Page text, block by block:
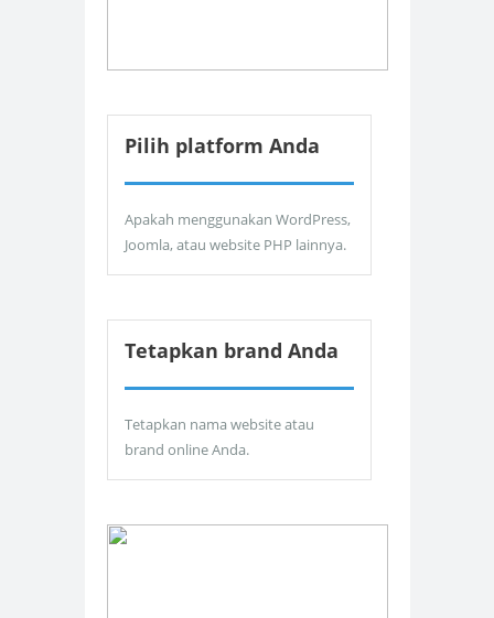
Pilih platform Anda
Apakah menggunakan WordPress,
Joomla, atau website PHP lainnya.
Tetapkan brand Anda
Tetapkan nama website atau
brand online Anda.